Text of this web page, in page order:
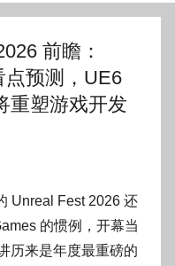
前瞻：
点预测，UE6
重塑游戏开发
Unreal Fest 2026 还
的惯例，开幕当
历来是年度最重磅的